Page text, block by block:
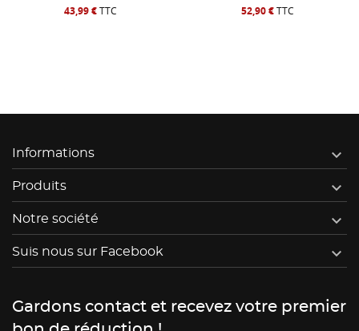
43,99 €TTC
52,90 €TTC
Informations 
Produits 
Notre société 
Suis nous sur Facebook 
Gardons contact et recevez votre premier